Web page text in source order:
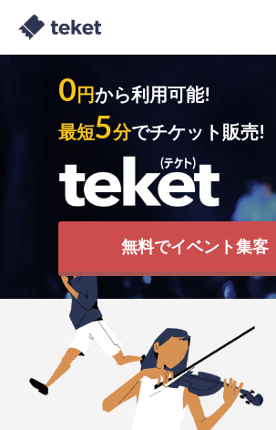
0円から利用可能!
最短5分でチケット販売!
無料でイベント集客